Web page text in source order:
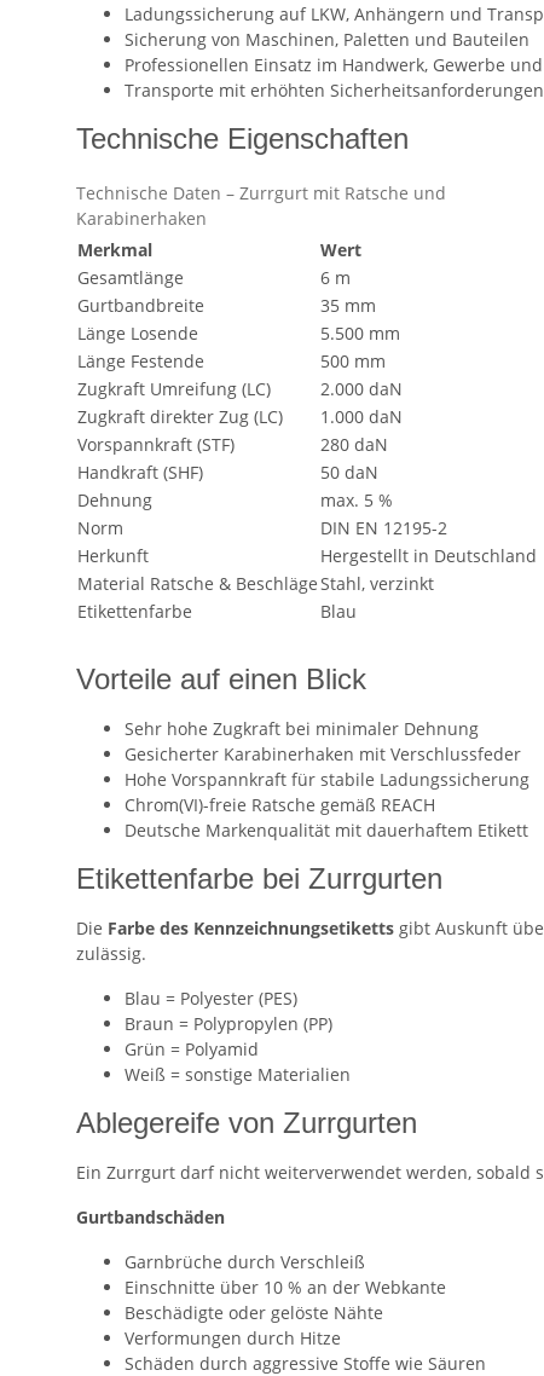
Ladungssicherung auf LKW, Anhängern und
Sicherung von Maschinen, Paletten und Bauteilen
Professionellen Einsatz im Handwerk, Gewerbe
Transporte mit erhöhten Sicherheitsanforderungen
Technische Eigenschaften
Technische Daten – Zurrgurt mit Ratsche und
Karabinerhaken
Merkmal
Wert
Gesamtlänge
6 m
Gurtbandbreite
35 mm
Länge Losende
5.500 mm
Länge Festende
500 mm
Zugkraft Umreifung (LC)
2.000 daN
Zugkraft direkter Zug (LC)
1.000 daN
Vorspannkraft (STF)
280 daN
Handkraft (SHF)
50 daN
Dehnung
max. 5 %
Norm
DIN EN 12195-2
Herkunft
Hergestellt in Deutschland
Material Ratsche & BeschlägeStahl, verzinkt
Etikettenfarbe
Blau
Vorteile auf einen Blick
Sehr hohe Zugkraft bei minimaler Dehnung
Gesicherter Karabinerhaken mit Verschlussfeder
Hohe Vorspannkraft für stabile Ladungssicherung
Chrom(VI)-freie Ratsche gemäß REACH
Deutsche Markenqualität mit dauerhaftem Etikett
Etikettenfarbe bei Zurrgurten
Die Farbe des Kennzeichnungsetiketts gibt Auskunft
zulässig.
Blau = Polyester (PES)
Braun = Polypropylen (PP)
Grün = Polyamid
Weiß = sonstige Materialien
Ablegereife von Zurrgurten
Ein Zurrgurt darf nicht weiterverwendet werden, sobald
Gurtbandschäden
Garnbrüche durch Verschleiß
Einschnitte über 10 % an der Webkante
Beschädigte oder gelöste Nähte
Verformungen durch Hitze
Schäden durch aggressive Stoffe wie Säuren